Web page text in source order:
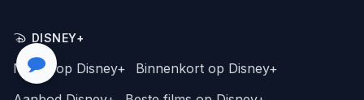
DISNEY+
Nieuw op Disney+
Binnenkort op Disney+